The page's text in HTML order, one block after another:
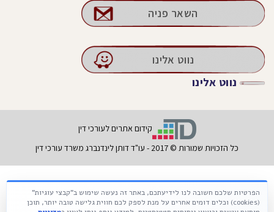
השאר פניה
נווט אלינו
נווט אלינו
קידום אתרים לעורכי דין
כל הזכויות שמורות © 2017 - עו"ד דותן לינדנברג משרד עורכי דין
הפרטיות שלכם חשובה לנו לידיעתכם, באתר זה נעשה שימוש ב"קבצי עוגיות"
(cookies) וכלים דומים אחרים על מנת לספק לכם חווית גלישה טובה יותר, תוכן
Français עברית Русский